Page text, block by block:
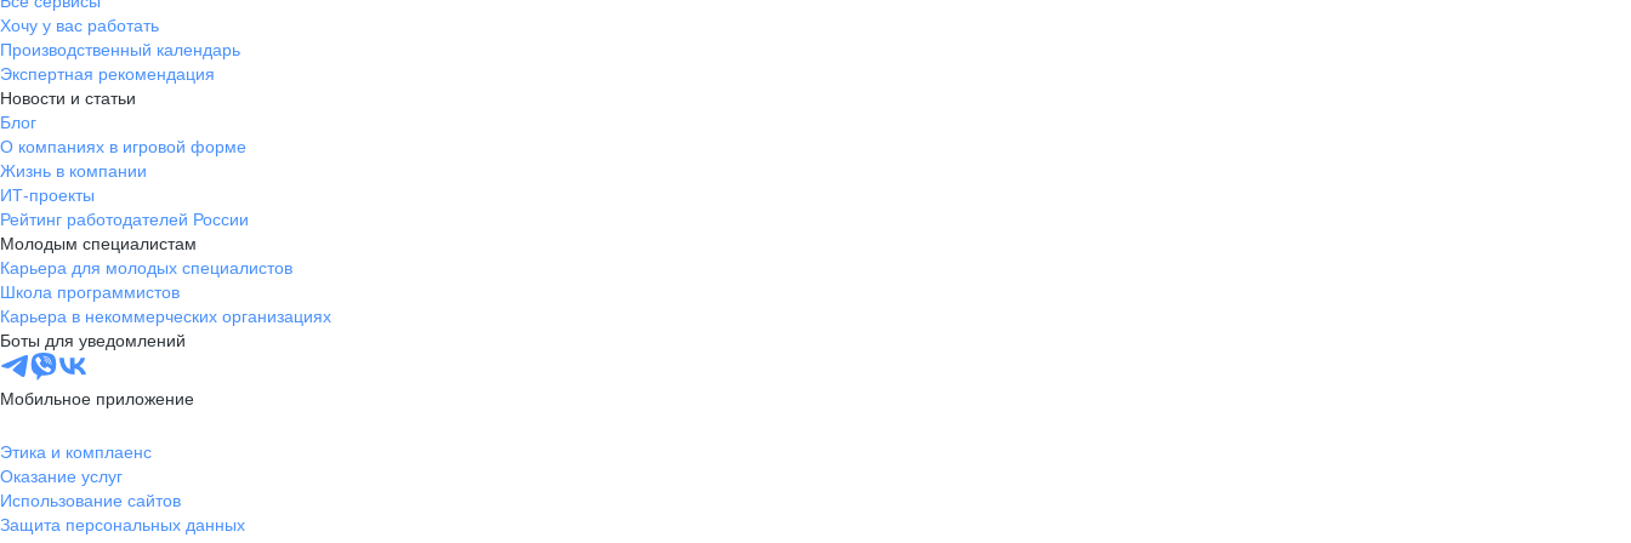
Хочу у вас работать
Производственный календарь
Экспертная рекомендация
Новости и статьи
Блог
О компаниях в игровой форме
Жизнь в компании
ИТ-проекты
Рейтинг работодателей России
Молодым специалистам
Карьера для молодых специалистов
Школа программистов
Карьера в некоммерческих организациях
Боты для уведомлений
Мобильное приложение
Этика и комплаенс
Оказание услуг
Использование сайтов
Защита персональных данных